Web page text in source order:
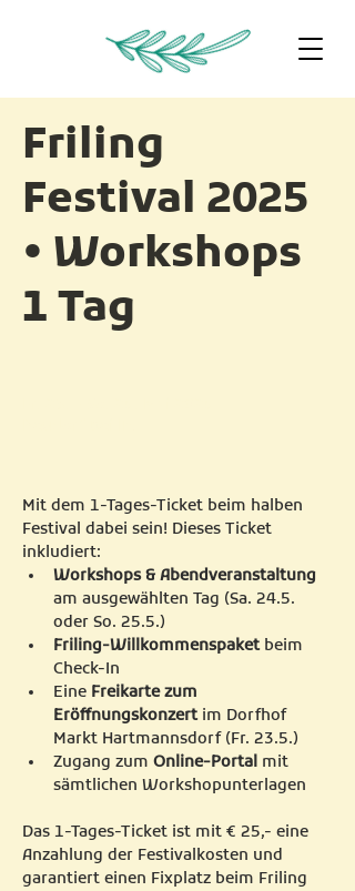
Friling
Festival 2025
• Workshops
1 Tag
Mit dem 1-Tages-Ticket beim halben
Festival dabei sein! Dieses Ticket
inkludiert:
Workshops & Abendveranstaltung
am ausgewählten Tag (Sa. 24.5.
oder So. 25.5.)
Friling-Willkommenspaket beim
Check-In
Eine Freikarte zum
Eröffnungskonzert im Dorfhof
Markt Hartmannsdorf (Fr. 23.5.)
Zugang zum Online-Portal mit
sämtlichen Workshopunterlagen
Das 1-Tages-Ticket ist mit € 25,- eine
Anzahlung der Festivalkosten und
garantiert einen Fixplatz beim Friling